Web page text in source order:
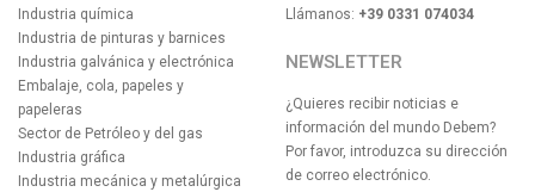
Industria química
Industria de pinturas y barnices
Industria galvánica y electrónica
Embalaje, cola, papeles y
papeleras
Sector de Petróleo y del gas
Industria gráfica
Industria mecánica y metalúrgica
Llámanos: +39 0331 074034
NEWSLETTER
¿Quieres recibir noticias e
información del mundo Debem?
Por favor, introduzca su dirección
de correo electrónico.